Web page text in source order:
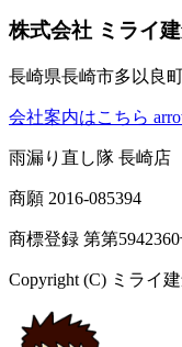
株式会社 ミライ
長崎県長崎市多以良
会社案内はこちら
雨漏り直し隊 長崎店
商願 2016-085394
商標登録 第第
Copyright (C) ミライ